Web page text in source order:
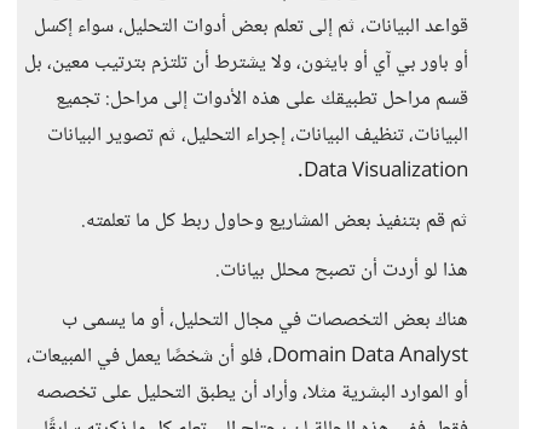
قواعد البيانات، ثم إلى تعلم بعض أدوات التحليل، سواء إكسل
أو باور بي آي أو بايثون، ولا يشترط أن تلتزم بترتيب معين، بل
قسم مراحل تطبيقك على هذه الأدوات إلى مراحل: تجميع
البيانات، تنظيف البيانات، إجراء التحليل، ثم تصوير البيانات
Data Visualization.
ثم قم بتنفيذ بعض المشاريع وحاول ربط كل ما تعلمته.
هذا لو أردت أن تصبح محلل بيانات.
هناك بعض التخصصات في مجال التحليل، أو ما يسمى ب
Domain Data Analyst، فلو أن شخصًا يعمل في المبيعات،
أو الموارد البشرية مثلا، وأراد أن يطبق التحليل على تخصصه